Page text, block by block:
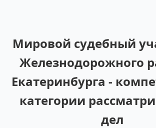
Мировой судебный
Железнодорожного
Екатеринбурга -
категории
дел